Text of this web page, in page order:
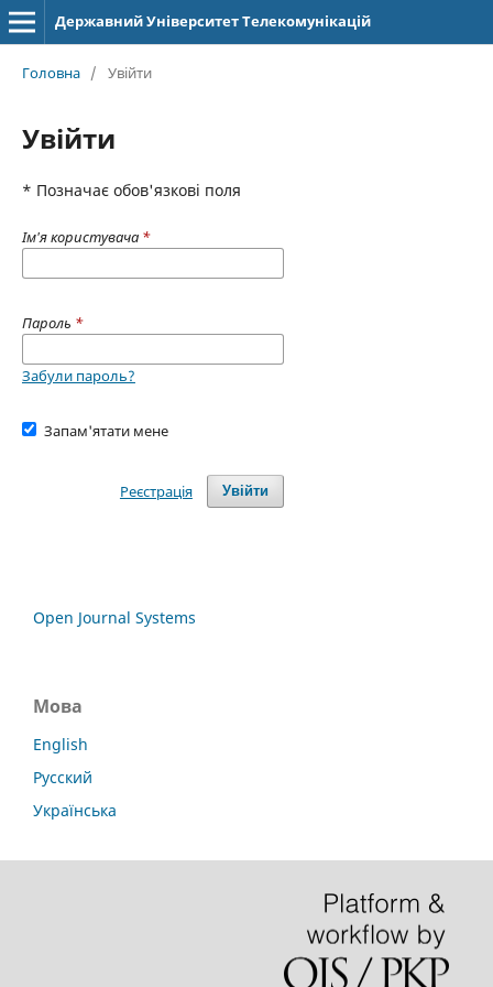
Державний Університет Телекомунікацій
Головна / Увійти
Увійти
* Позначає обов'язкові поля
Ім'я користувача *
Пароль *
Забули пароль?
Запам'ятати мене
Увійти
Реєстрація
Open Journal Systems
Мова
English
Русский
Українська